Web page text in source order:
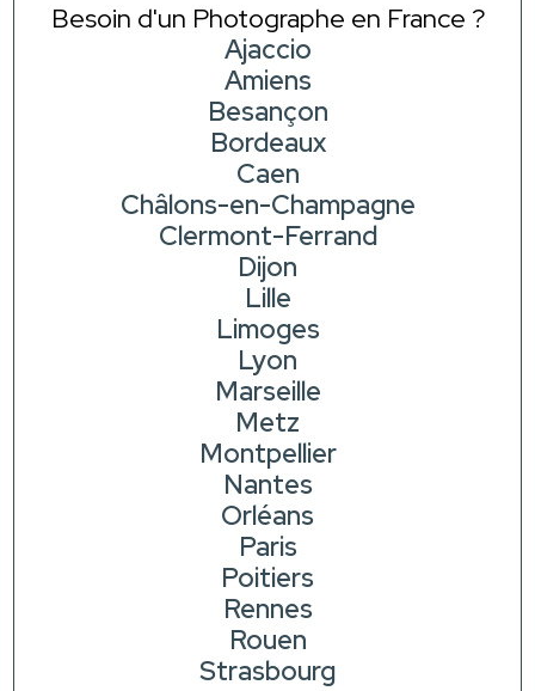
Besoin d'un Photographe en France ?
Ajaccio
Amiens
Besançon
Bordeaux
Caen
Châlons-en-Champagne
Clermont-Ferrand
Dijon
Lille
Limoges
Lyon
Marseille
Metz
Montpellier
Nantes
Orléans
Paris
Poitiers
Rennes
Rouen
Strasbourg